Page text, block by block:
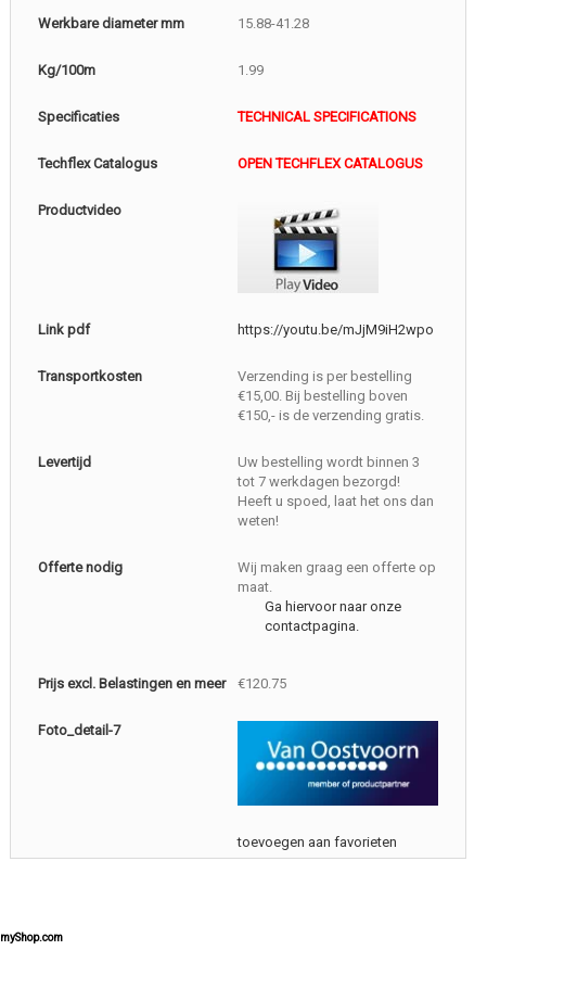
Werkbare diameter mm 15.88-41.28
Kg/100m 1.99
Specificaties TECHNICAL SPECIFICATIONS
Techflex Catalogus OPEN TECHFLEX CATALOGUS
Productvideo
Link pdf https://youtu.be/mJjM9iH2wpo
Transportkosten
Verzending is per bestelling
€15,00. Bij bestelling boven
€150,- is de verzending gratis.
Levertijd
Uw bestelling wordt binnen 3
tot 7 werkdagen bezorgd!
Heeft u spoed, laat het ons dan
weten!
Offerte nodig
Wij maken graag een offerte op
maat.
Ga hiervoor naar onze
contactpagina.
Prijs excl. Belastingen en meer €120.75
Foto_detail-7
toevoegen aan favorieten
myShop.com